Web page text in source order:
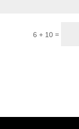
6 + 10=